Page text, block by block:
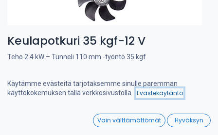
Viimeksi saapuneet
Wishlist
Keulapotkuri 35 kgf-12 V
Teho 2.4 kW – Tunneli 110 mm -työntö 35 kgf
Tehokas ja hiljainen keulapotkuri, suunniteltu Hollannissa.
työntövoiman ja vastaavat jopa kaksipotkurisia kilpailijoita.
Käytämme evästeitä tarjotaksemme sinulle paremman
käyttökokemuksen tällä verkkosivustolla.
Evästekäytäntö
Vain välttämättömät Hyväksyn